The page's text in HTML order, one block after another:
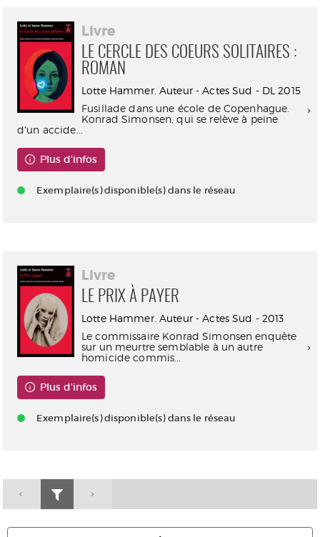
Livre
LE CERCLE DES COEURS SOLITAIRES :
ROMAN
Lotte Hammer. Auteur - Actes Sud - DL 2015
Fusillade dans une école de Copenhague.
Konrad Simonsen, qui se relève à peine
d'un accide...
Plus d'infos
Exemplaire(s) disponible(s) dans le réseau
Livre
LE PRIX À PAYER
Lotte Hammer. Auteur - Actes Sud - 2013
Le commissaire Konrad Simonsen enquête
sur un meurtre semblable à un autre
homicide commis...
Plus d'infos
Exemplaire(s) disponible(s) dans le réseau